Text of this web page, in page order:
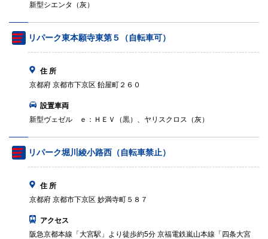
新型シエンタ（灰）
リパーク東本願寺東第５（自転車可）
住 所
京都府 京都市下京区 飴屋町２６０
設置車両
新型ヴェゼル ｅ：ＨＥＶ（黒）、ヤリスクロス（灰）
リパーク堀川綾小路西（自転車禁止）
住 所
京都府 京都市下京区 妙満寺町５８７
アクセス
阪急京都本線「大宮駅」より徒歩約5分 京福電鉄嵐山本線「四条大宮